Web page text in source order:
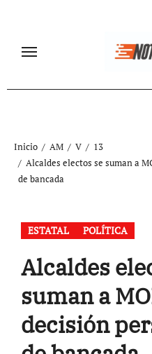
contenido
Inicio AM V
13
Alcaldes electos se suman a
de bancada
ESTATAL POLÍTICA
Alcaldes
suman a
decisión